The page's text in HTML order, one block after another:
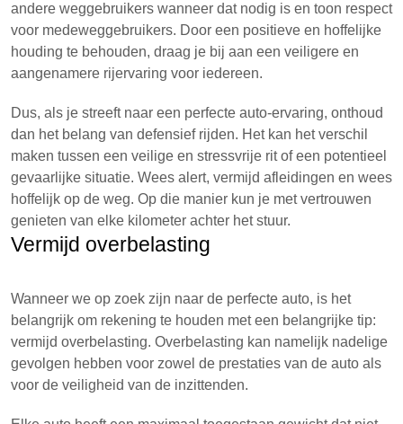
andere weggebruikers wanneer dat nodig is en toon respect
voor medeweggebruikers. Door een positieve en hoffelijke
houding te behouden, draag je bij aan een veiligere en
aangenamere rijervaring voor iedereen.
Dus, als je streeft naar een perfecte auto-ervaring, onthoud
dan het belang van defensief rijden. Het kan het verschil
maken tussen een veilige en stressvrije rit of een potentieel
gevaarlijke situatie. Wees alert, vermijd afleidingen en wees
hoffelijk op de weg. Op die manier kun je met vertrouwen
genieten van elke kilometer achter het stuur.
Vermijd overbelasting
Wanneer we op zoek zijn naar de perfecte auto, is het
belangrijk om rekening te houden met een belangrijke tip:
vermijd overbelasting. Overbelasting kan namelijk nadelige
gevolgen hebben voor zowel de prestaties van de auto als
voor de veiligheid van de inzittenden.